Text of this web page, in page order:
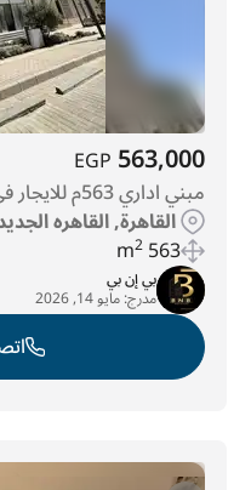
563,000
EGP
مبني اداري 563م للايجار في ديستريكت 5
القاهرة, القاهره
563 m
2
بي إن بي
مدرج:مايو 14, 2026